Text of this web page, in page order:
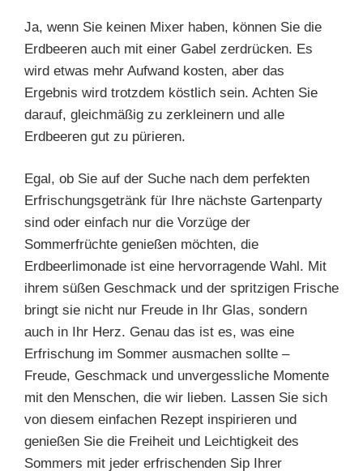
Ja, wenn Sie keinen Mixer haben, können Sie die
Erdbeeren auch mit einer Gabel zerdrücken. Es
wird etwas mehr Aufwand kosten, aber das
Ergebnis wird trotzdem köstlich sein. Achten Sie
darauf, gleichmäßig zu zerkleinern und alle
Erdbeeren gut zu pürieren.
Egal, ob Sie auf der Suche nach dem perfekten
Erfrischungsgetränk für Ihre nächste Gartenparty
sind oder einfach nur die Vorzüge der
Sommerfrüchte genießen möchten, die
Erdbeerlimonade ist eine hervorragende Wahl. Mit
ihrem süßen Geschmack und der spritzigen Frische
bringt sie nicht nur Freude in Ihr Glas, sondern
auch in Ihr Herz. Genau das ist es, was eine
Erfrischung im Sommer ausmachen sollte –
Freude, Geschmack und unvergessliche Momente
mit den Menschen, die wir lieben. Lassen Sie sich
von diesem einfachen Rezept inspirieren und
genießen Sie die Freiheit und Leichtigkeit des
Sommers mit jeder erfrischenden Sip Ihrer